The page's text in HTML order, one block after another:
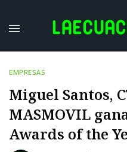
EMPRESAS
Miguel Santos,
MASMOVIL
Awards of the